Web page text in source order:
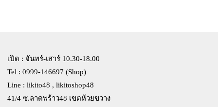
เปิด : จันทร์-เสาร์ 10.30-18.00
Tel : 0999-146697 (Shop)
Line : likito48 , likitoshop48
41/4 ซ.ลาดพร้าว48 เขตห้วยขวาง